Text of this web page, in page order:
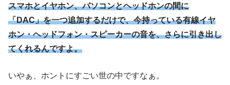
スマホとイヤホン、パソコンとヘッドホンの間に
「DAC」を一つ追加するだけで、今持っている有線イヤ
ホン・ヘッドフォン・スピーカーの音を、さらに引き出し
てくれるんですよ。
いやぁ、ホントにすごい世の中ですなぁ。